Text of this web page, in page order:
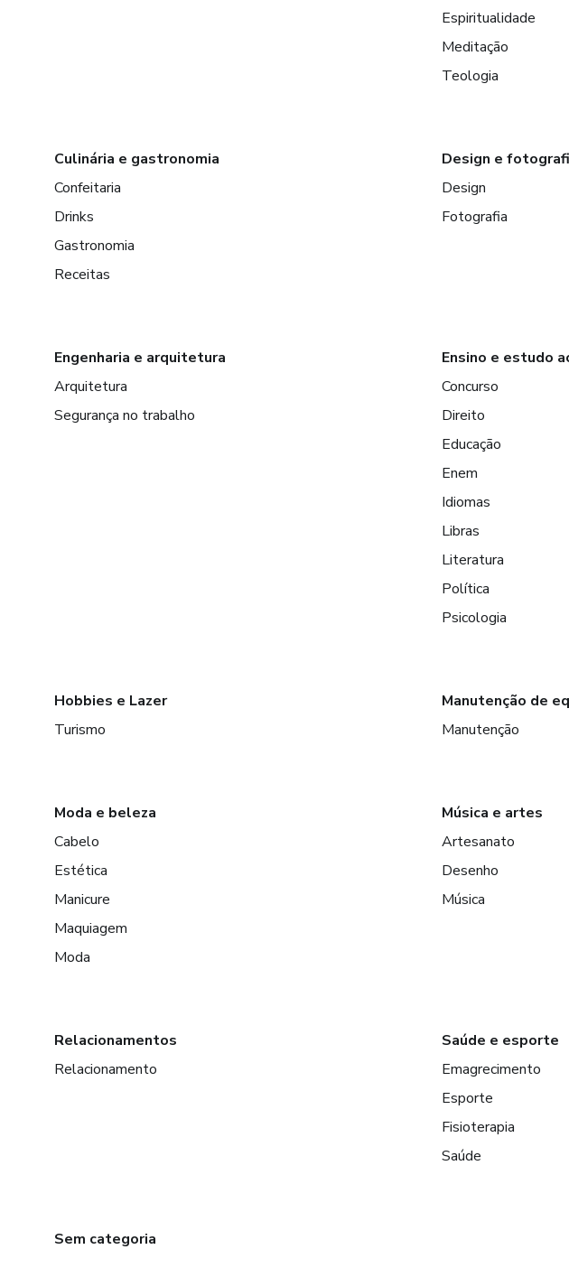
Espiritualidade
Meditação
Teologia
Culinária e gastronomia
Confeitaria
Drinks
Gastronomia
Receitas
Design e
Design
Fotografia
Engenharia e arquitetura
Arquitetura
Segurança no trabalho
Ensino e estudo
Concurso
Direito
Educação
Enem
Idiomas
Libras
Literatura
Política
Psicologia
Hobbies e Lazer
Turismo
Manutenção de
Manutenção
Moda e beleza
Cabelo
Estética
Manicure
Maquiagem
Moda
Música e artes
Artesanato
Desenho
Música
Relacionamentos
Relacionamento
Saúde e esporte
Emagrecimento
Esporte
Fisioterapia
Saúde
Sem categoria